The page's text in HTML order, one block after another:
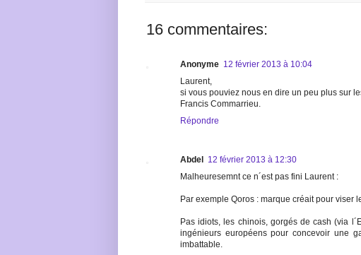
16 commentaires:
Anonyme 12 février 2013 à 10:04
Laurent,
si vous pouviez nous en dire un peu plus sur
Francis Commarrieu.
Répondre
Abdel
12 février 2013 à 12:30
Malheuresemnt ce n´est pas fini Laurent :
Par exemple Qoros : marque créait pour viser
Pas idiots, les chinois, gorgés de cash (via
ingénieurs européens pour concevoir une
imbattable.